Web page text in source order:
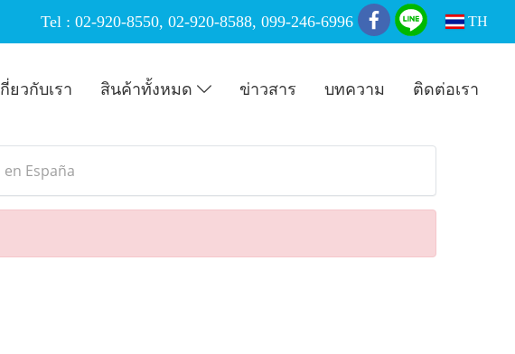
Tel : 02-920-8550, 02-920-8588, 099-246-6996 TH
กี่ยวกับเรา สินค้าทั้งหมด ข่าวสาร บทความ ติดต่อเรา
España